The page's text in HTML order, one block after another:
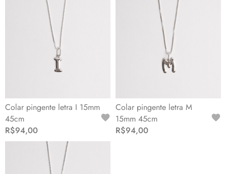
Colar pingente letra I 15mm
45cm
R$94,00
Colar pingente letra M
15mm 45cm
R$94,00